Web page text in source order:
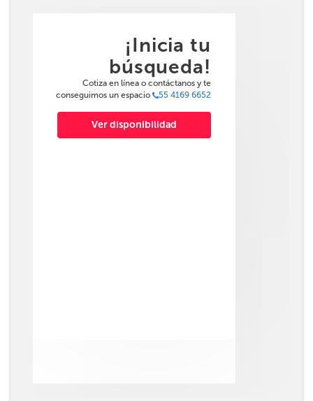
¡Inicia tu
búsqueda!
Cotiza en línea o contáctanos y te
conseguimos un espacio
55 4169 6652
Ver disponibilidad